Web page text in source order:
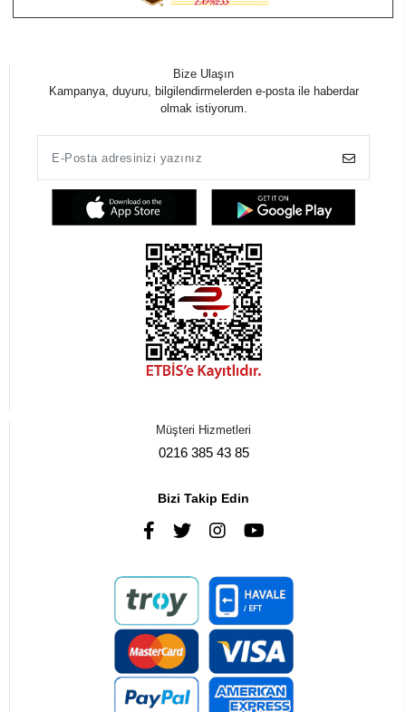
Bize Ulaşın
Kampanya, duyuru, bilgilendirmelerden e-posta ile haberdar
olmak istiyorum.
Müşteri Hizmetleri
0216 385 43 85
Bizi Takip Edin